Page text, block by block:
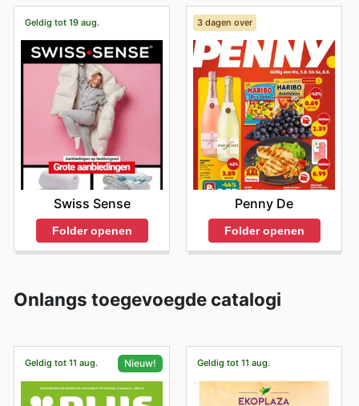
Geldig tot 19 aug.
Swiss Sense
Folder openen
3 dagen over
Penny De
Folder openen
Onlangs toegevoegde catalogi
Geldig tot 11 aug. Nieuw! Geldig tot 11 aug.